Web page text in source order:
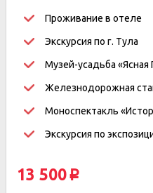
ночьПроживание в отеле
Экскурсия по г. Тула
Музей-усадьба «Ясная
Железнодорожная
Моноспектакль
Экскурсия по
13 500 p